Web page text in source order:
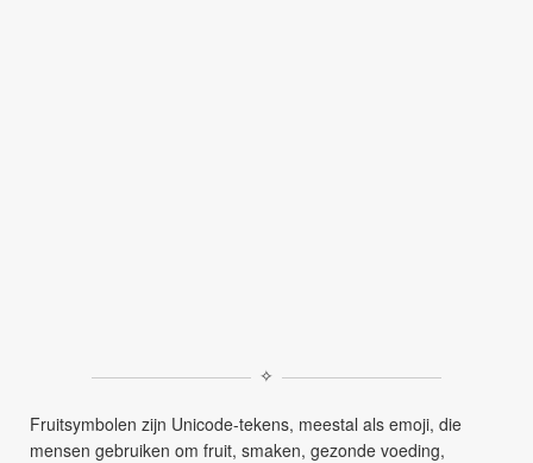
✧
Fruitsymbolen zijn Unicode-tekens, meestal als emoji, die
mensen gebruiken om fruit, smaken, gezonde voeding,